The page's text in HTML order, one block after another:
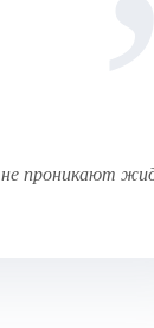
не проникают